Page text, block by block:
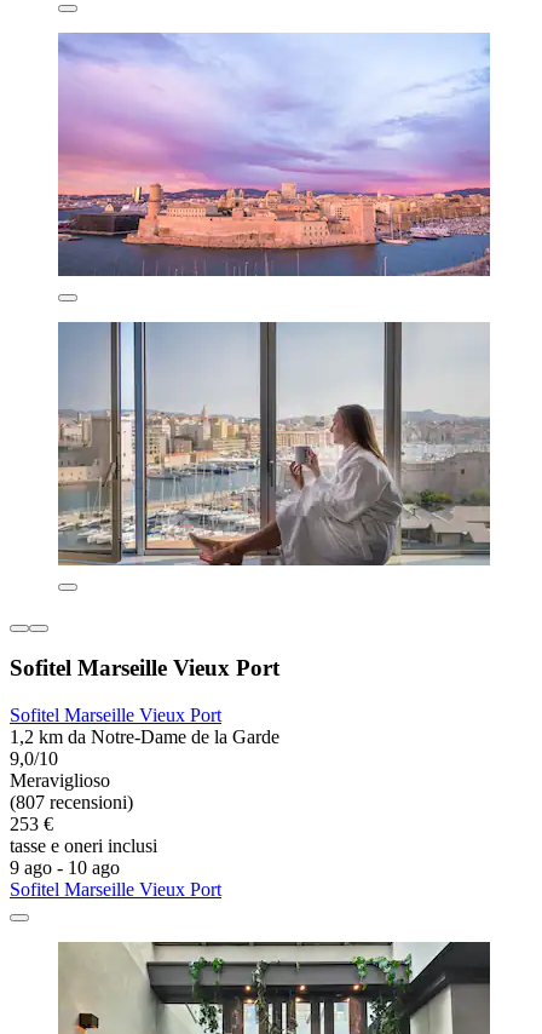
Sofitel Marseille Vieux Port
Sofitel Marseille Vieux Port
1,2 km da Notre-Dame de la Garde
9,0/10
Meraviglioso
(807 recensioni)
253 €
tasse e oneri inclusi
9 ago - 10 ago
Sofitel Marseille Vieux Port